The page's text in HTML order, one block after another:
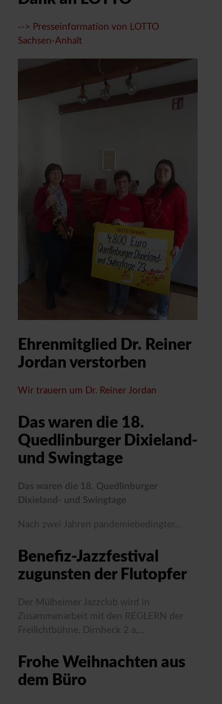
--> Presseinformation von LOTTO
Sachsen-Anhalt
Ehrenmitglied Dr. Reiner
Jordan verstorben
Wir trauern um Dr. Reiner Jordan
Das waren die 18.
Quedlinburger Dixieland-
und Swingtage
Das waren die 18. Quedlinburger
Dixieland- und Swingtage
Nach zwei Jahren pandemiebedingter...
Benefiz-Jazzfestival
zugunsten der Flutopfer
Der Mülheimer Jazzclub wird in
Zusammenarbeit mit den REGLERN der
Freilichtbühne, Dirnheck 2 a,...
Frohe Weihnachten aus
dem Büro